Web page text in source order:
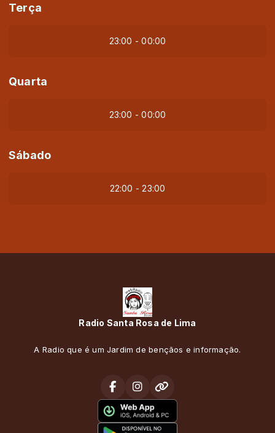
Terça
23:00 - 00:00
Quarta
23:00 - 00:00
Sábado
22:00 - 23:00
Radio Santa Rosa de Lima
A Radio que é um Jardim de bençãos e informação.